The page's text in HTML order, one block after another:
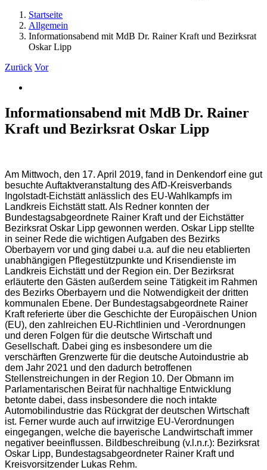
Startseite
Allgemein
Informationsabend mit MdB Dr. Rainer Kraft und Bezirksrat
Oskar Lipp
Zurück Vor
Informationsabend mit MdB Dr. Rainer
Kraft und Bezirksrat Oskar Lipp
Am Mittwoch, den 17. April 2019, fand in Denkendorf eine gut
besuchte Auftaktveranstaltung des AfD-Kreisverbands
Ingolstadt-Eichstätt anlässlich des EU-Wahlkampfs im
Landkreis Eichstätt statt. Als Redner konnten der
Bundestagsabgeordnete Rainer Kraft und der Eichstätter
Bezirksrat Oskar Lipp gewonnen werden. Oskar Lipp stellte
in seiner Rede die wichtigen Aufgaben des Bezirks
Oberbayern vor und ging dabei u.a. auf die neu etablierten
unabhängigen Pflegestützpunkte und Krisendienste im
Landkreis Eichstätt und der Region ein. Der Bezirksrat
erläuterte den Gästen außerdem seine Tätigkeit im Rahmen
des Bezirks Oberbayern und die Notwendigkeit der dritten
kommunalen Ebene. Der Bundestagsabgeordnete Rainer
Kraft referierte über die Geschichte der Europäischen Union
(EU), den zahlreichen EU-Richtlinien und -Verordnungen
und deren Folgen für die deutsche Wirtschaft und
Gesellschaft. Dabei ging es insbesondere um die
verschärften Grenzwerte für die deutsche Autoindustrie ab
dem Jahr 2021 und den dadurch betroffenen
Stellenstreichungen in der Region 10. Der Obmann im
Parlamentarischen Beirat für nachhaltige Entwicklung
betonte dabei, dass insbesondere die noch intakte
Automobilindustrie das Rückgrat der deutschen Wirtschaft
ist. Ferner wurde auch auf irrwitzige EU-Verordnungen
eingegangen, welche die bayerische Landwirtschaft immer
negativer beeinflussen. Bildbeschreibung (v.l.n.r.): Bezirksrat
Oskar Lipp, Bundestagsabgeordneter Rainer Kraft und
Kreisvorsitzender Lukas Rehm.